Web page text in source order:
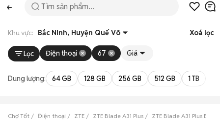
Khu vực: Bắc Ninh, Huyện Quế Võ Xoá lọc
Lọc Điện thoại 67 Giá
Dung lượng: 64 GB 128 GB 256 GB 512 GB 1 TB
Chợ Tốt Điện thoại ZTE ZTE Blade A31 Plus ZTE Blade A31 Plus Bắc